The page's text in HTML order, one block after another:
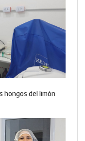
hongos del limón